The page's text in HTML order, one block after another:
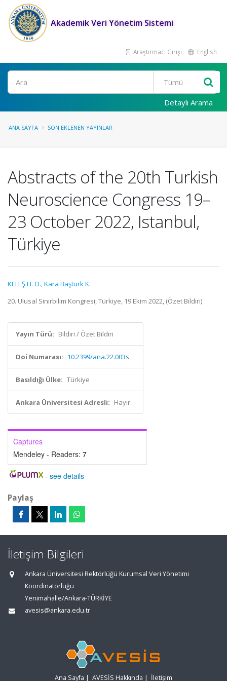
Akademik Veri Yönetim Sistemi
Araştırmacı Girişi English
Ara
Detaylı Arama
ANA SAYFA SON EKLENEN YAYINLAR
Abstracts of the 20th Turkish
Neuroscience Congress 19–
23 October 2022, Istanbul,
Türkiye
KELEŞ H. O.,Kara Baştürk K.
20. Ulusal Sinirbilim Kongresi, Türkiye, 19 Ekim 2022, (Özet Bildiri)
Yayın Türü: Bildiri / Özet Bildiri
Doi Numarası: 10.2399/ana.22.003s
Basıldığı Ülke: Türkiye
Ankara Üniversitesi Adresli: Hayır
Captures
Mendeley - Readers: 7
- see details
Paylaş
İletişim Bilgileri
Ankara Üniversitesi Rektörlüğü Kurumsal Veri Yönetimi
Koordinatörlüğü
Yenimahalle/Ankara-TÜRKİYE
avesis@ankara.edu.tr
Ana Sayfa | AVESİS Hakkında | İletişim